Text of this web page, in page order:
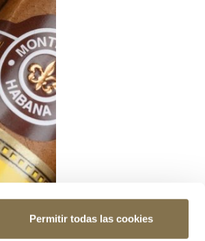
Permitir todas las cookies